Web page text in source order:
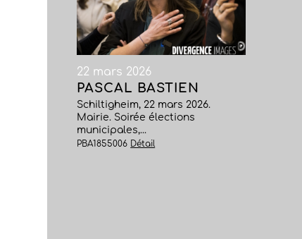
22 mars 2026
PASCAL BASTIEN
Schiltigheim, 22 mars 2026.
Mairie. Soirée élections
municipales,...
PBA1855006 Détail